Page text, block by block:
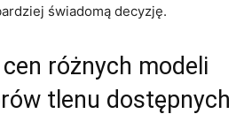
świadomą decyzję.
różnych modeli
tlenu dostępnych